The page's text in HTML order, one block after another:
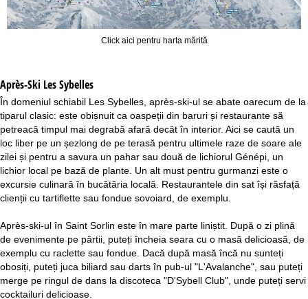
Click aici pentru harta mărită
Après-Ski Les Sybelles
În domeniul schiabil Les Sybelles, après-ski-ul se abate oarecum de la
tiparul clasic: este obișnuit ca oaspeții din baruri și restaurante să
petreacă timpul mai degrabă afară decât în interior. Aici se caută un
loc liber pe un șezlong de pe terasă pentru ultimele raze de soare ale
zilei și pentru a savura un pahar sau două de lichiorul Génépi, un
lichior local pe bază de plante. Un alt must pentru gurmanzi este o
excursie culinară în bucătăria locală. Restaurantele din sat își răsfață
clienții cu tartiflette sau fondue sovoiard, de exemplu.
Après-ski-ul în Saint Sorlin este în mare parte liniștit. După o zi plină
de evenimente pe pârtii, puteți încheia seara cu o masă delicioasă, de
exemplu cu raclette sau fondue. Dacă după masă încă nu sunteți
obosiți, puteți juca biliard sau darts în pub-ul "L'Avalanche", sau puteți
merge pe ringul de dans la discoteca "D'Sybell Club", unde puteți servi
cocktailuri delicioase.